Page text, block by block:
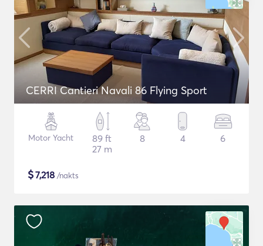
CERRI Cantieri Navali 86 Flying Sport
Motor Yacht
89 ft
27 m
8 4 6
$7,218 /nakts